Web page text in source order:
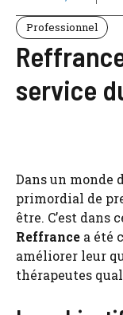
Professionnel
service
Dans un monde
primordial de
être. C’est dans
Reffrance a été
améliorer leur
thérapeutes